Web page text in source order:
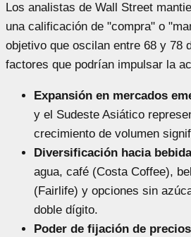
Los analistas de Wall Street
una calificación de "compra" o
objetivo que oscilan entre 68 y 78
factores que podrían impulsar la
Expansión en mercados
y el Sudeste Asiático
crecimiento de volumen
Diversificación hacia
agua, café (Costa Coffee),
(Fairlife) y opciones sin
doble dígito.
Poder de fijación de